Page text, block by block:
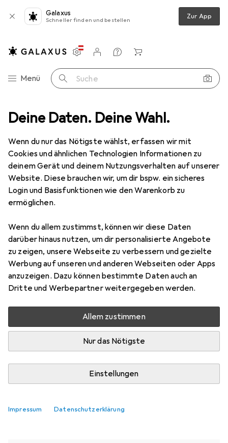
Deine Daten. Deine Wahl.
Wenn du nur das Nötigste wählst, erfassen wir mit
Cookies und ähnlichen Technologien Informationen zu
deinem Gerät und deinem Nutzungsverhalten auf unserer
Website. Diese brauchen wir, um dir bspw. ein sicheres
Login und Basisfunktionen wie den Warenkorb zu
ermöglichen.
Wenn du allem zustimmst, können wir diese Daten
darüber hinaus nutzen, um dir personalisierte Angebote
zu zeigen, unsere Webseite zu verbessern und gezielte
Werbung auf unseren und anderen Webseiten oder Apps
anzuzeigen. Dazu können bestimmte Daten auch an
Dritte und Werbepartner weitergegeben werden.
Allem zustimmen
Nur das Nötigste
Einstellungen
Impressum Datenschutzerklärung
Galaxus
Schneller finden und bestellen Zur App
Navigation nach Kategorien
Menü Suche
Einstellungen
Kundenkonto
Vergleichslisten
Merklisten
Warenkorb
+ Veloschläuche Veloreifen Continental ContiTrailAttack 3
ContinentalContiTrailAttack 3
Bewertungen
Aktuell nicht lieferbar
Benachrichtigen, wenn lieferbar
Vergleichen Merken
Kostenloser Versand ab 30,– i
Verfügbarkeit